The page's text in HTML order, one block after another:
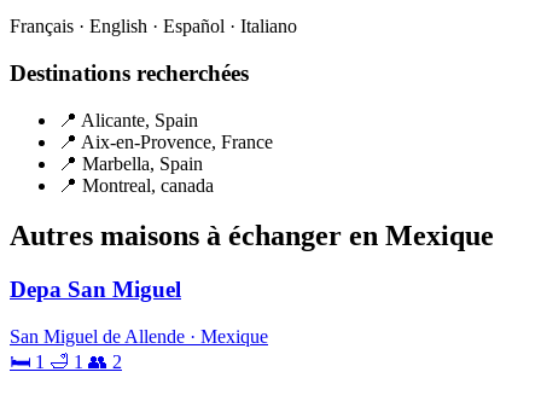
Français · English · Español · Italiano
Destinations recherchées
📍 Alicante, Spain
📍 Aix-en-Provence, France
📍 Marbella, Spain
📍 Montreal, canada
Autres maisons à échanger en Mexique
Depa San Miguel
San Miguel de Allende · Mexique
🛏 1 🛁 1 👥 2